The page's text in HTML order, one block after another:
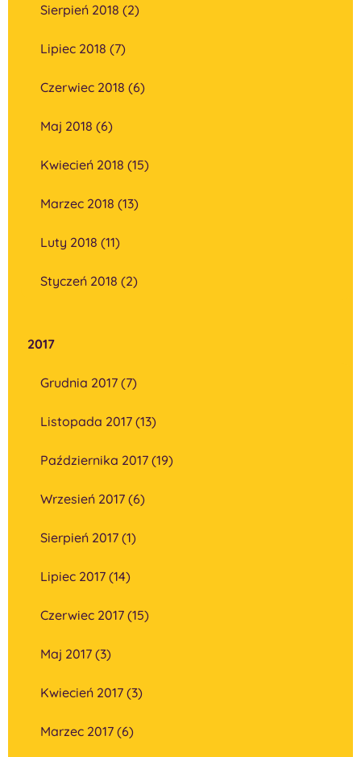
Sierpień 2018 (2)
Lipiec 2018 (7)
Czerwiec 2018 (6)
Maj 2018 (6)
Kwiecień 2018 (15)
Marzec 2018 (13)
Luty 2018 (11)
Styczeń 2018 (2)
2017
Grudnia 2017 (7)
Listopada 2017 (13)
Października 2017 (19)
Wrzesień 2017 (6)
Sierpień 2017 (1)
Lipiec 2017 (14)
Czerwiec 2017 (15)
Maj 2017 (3)
Kwiecień 2017 (3)
Marzec 2017 (6)